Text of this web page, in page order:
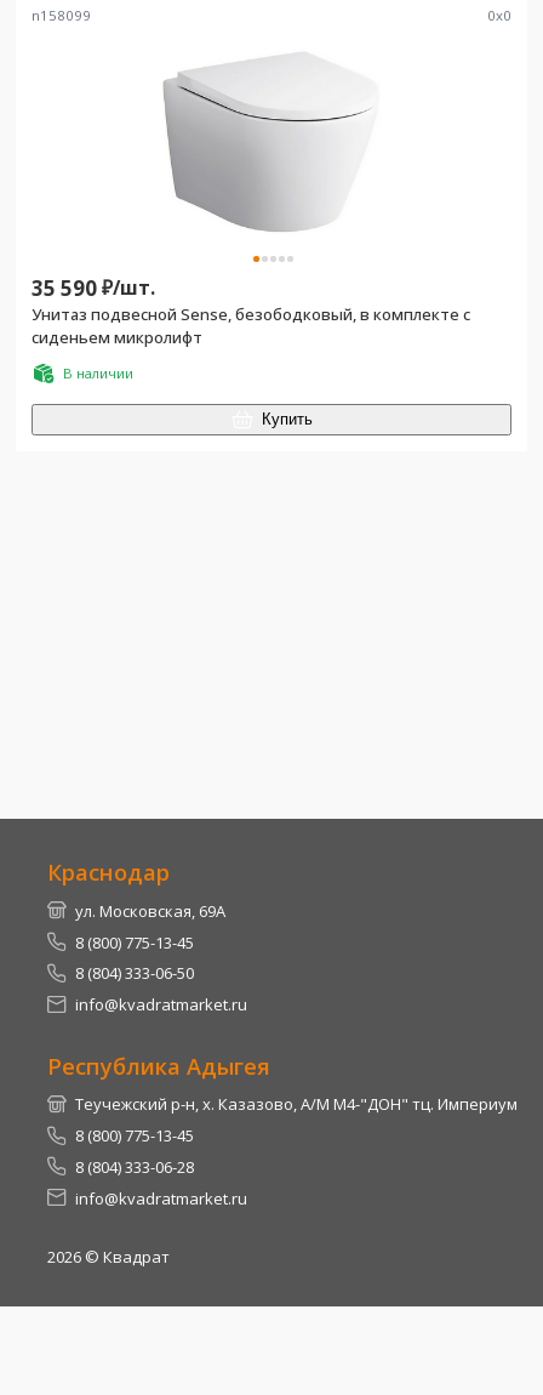
n158099 0x0
35 590₽/шт.
Унитаз подвесной Sense, безободковый, в комплекте с
сиденьем микролифт
В наличии
Купить
Краснодар
ул. Московская, 69А
8 (800) 775-13-45
8 (804) 333-06-50
info@kvadratmarket.ru
Республика Адыгея
Теучежский р-н, х. Казазово, А/М М4-"ДОН" тц. Империум
8 (800) 775-13-45
8 (804) 333-06-28
info@kvadratmarket.ru
2026 © Квадрат